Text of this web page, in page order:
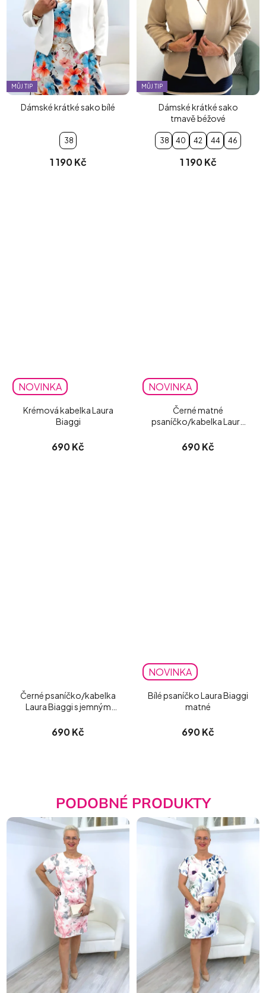
MŮJ TIP
Dámské krátké sako bílé
38
1 190 Kč
MŮJ TIP
Dámské krátké sako
tmavě béžové
38 40 42 44 46
1 190 Kč
NOVINKA
Krémová kabelka Laura
Biaggi
690 Kč
NOVINKA
Černé matné
psaníčko/kabelka Laura
690 Kč
Černé psaníčko/kabelka
Laura Biaggi s jemným
690 Kč
NOVINKA
Bílé psaníčko Laura Biaggi
matné
690 Kč
PODOBNÉ PRODUKTY